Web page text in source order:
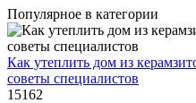
Популярное в категории
Как утеплить дом из
советы специалистов
15162